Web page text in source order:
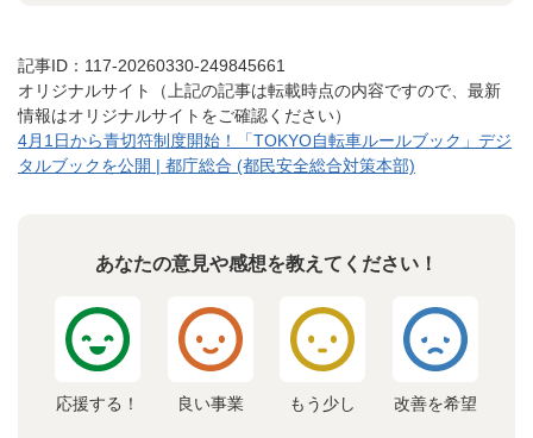
記事ID：117-20260330-249845661
オリジナルサイト（上記の記事は転載時点の内容ですので、最新
情報はオリジナルサイトをご確認ください）
4月1日から青切符制度開始！「TOKYO自転車ルールブック」デジ
タルブックを公開 | 都庁総合 (都民安全総合対策本部)
あなたの意見や感想を教えてください！
応援する！ 良い事業 もう少し 改善を希望